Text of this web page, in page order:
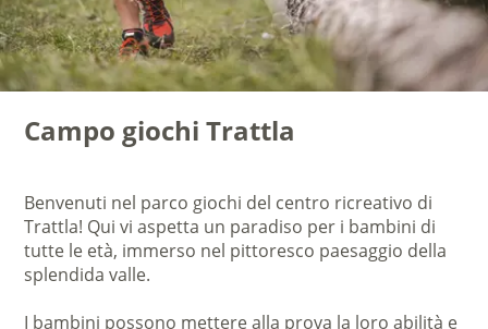
Campo giochi Trattla
Benvenuti nel parco giochi del centro ricreativo di
Trattla! Qui vi aspetta un paradiso per i bambini di
tutte le età, immerso nel pittoresco paesaggio della
splendida valle.
I bambini possono mettere alla prova la loro abilità e